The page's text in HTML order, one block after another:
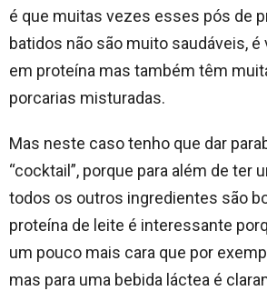
é que muitas vezes esses pós de
batidos não são muito saudáveis, é
em proteína mas também têm
porcarias misturadas.
Mas neste caso tenho que dar
“cocktail”, porque para além de ter
todos os outros ingredientes são
proteína de leite é interessante
um pouco mais cara que por
mas para uma bebida láctea é